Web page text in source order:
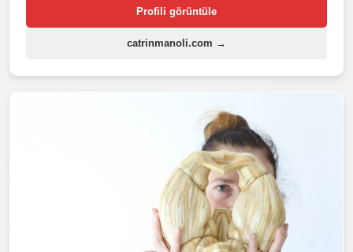
Profili görüntüle
catrinmanoli.com →